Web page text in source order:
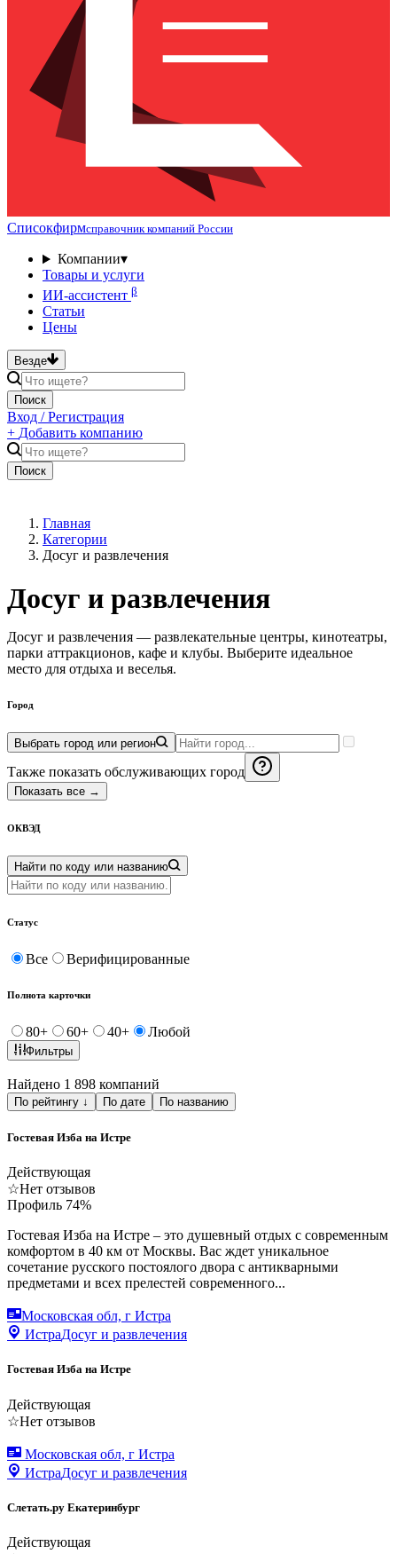
Списокфирмсправочник компаний России
Компании▾
Товары и услуги
ИИ-ассистент β
Статьи
Цены
Везде
Поиск
Вход / Регистрация
+ Добавить компанию
Поиск
Главная
Категории
Досуг и развлечения
Досуг и развлечения
Досуг и развлечения — развлекательные центры, кинотеатры,
парки аттракционов, кафе и клубы. Выберите идеальное
место для отдыха и веселья.
Город
Выбрать город или регион
Также показать обслуживающих город
Показать все →
ОКВЭД
Найти по коду или названию
Статус
Все Верифицированные
Полнота карточки
80+ 60+ 40+ Любой
Фильтры
Найдено 1 898 компаний
По рейтингу ↓ По дате По названию
Гостевая Изба на Истре
Действующая
☆Нет отзывов
Профиль 74%
Гостевая Изба на Истре – это душевный отдых с современным
комфортом в 40 км от Москвы. Вас ждет уникальное
сочетание русского постоялого двора с антикварными
предметами и всех прелестей современного...
Московская обл, г Истра
ИстраДосуг и развлечения
Гостевая Изба на Истре
Действующая
☆Нет отзывов
Московская обл, г Истра
ИстраДосуг и развлечения
Слетать.ру Екатеринбург
Действующая